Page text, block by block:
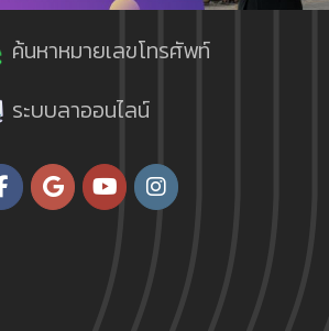
ค้นหาหมายเลขโทรศัพท์
ระบบลาออนไลน์